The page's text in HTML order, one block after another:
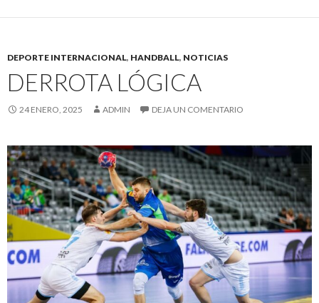
DEPORTE INTERNACIONAL, HANDBALL, NOTICIAS
DERROTA LÓGICA
24 ENERO, 2025 ADMIN DEJA UN COMENTARIO